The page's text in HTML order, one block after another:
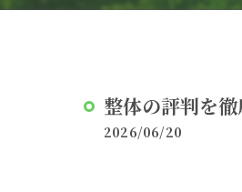
整体の評判を
2026/06/20